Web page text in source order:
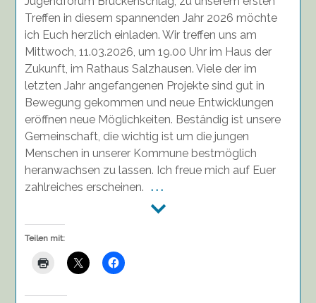
Treffen in diesem spannenden Jahr 2026 möchte
ich Euch herzlich einladen. Wir treffen uns am
Mittwoch, 11.03.2026, um 19.00 Uhr im Haus der
Zukunft, im Rathaus Salzhausen. Viele der im
letzten Jahr angefangenen Projekte sind gut in
Bewegung gekommen und neue Entwicklungen
eröffnen neue Möglichkeiten. Beständig ist unsere
Gemeinschaft, die wichtig ist um die jungen
Menschen in unserer Kommune bestmöglich
heranwachsen zu lassen. Ich freue mich auf Euer
zahlreiches erscheinen. . . .
Teilen mit: